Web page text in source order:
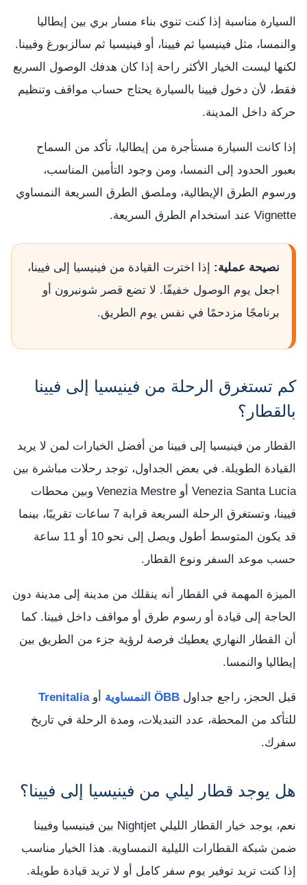
السيارة مناسبة إذا كنت تنوي بناء مسار بري بين إيطاليا
والنمسا، مثل فينيسيا ثم فيينا، أو فينيسيا ثم سالزبورغ وفيينا.
لكنها ليست الخيار الأكثر راحة إذا كان هدفك الوصول السريع
فقط، لأن دخول فيينا بالسيارة يحتاج حساب مواقف وتنظيم
حركة داخل المدينة.
إذا كانت السيارة مستأجرة من إيطاليا، تأكد من السماح
بعبور الحدود إلى النمسا، ومن وجود التأمين المناسب،
ورسوم الطرق الإيطالية، وملصق الطرق السريعة النمساوي
Vignette عند استخدام الطرق السريعة.
نصيحة عملية: إذا اخترت القيادة من فينيسيا إلى فيينا،
اجعل يوم الوصول خفيفًا. لا تضع قصر شونبرون أو
برنامجًا مزدحمًا في نفس يوم الطريق.
كم تستغرق الرحلة من فينيسيا إلى فيينا
بالقطار؟
القطار من فينيسيا إلى فيينا من أفضل الخيارات لمن لا يريد
القيادة الطويلة. في بعض الجداول، توجد رحلات مباشرة بين
Venezia Santa Lucia أو Venezia Mestre وبين محطات
فيينا، وتستغرق الرحلة السريعة قرابة 7 ساعات تقريبًا، بينما
قد يكون المتوسط أطول ويصل إلى نحو 10 أو 11 ساعة
حسب موعد السفر ونوع القطار.
الميزة المهمة في القطار أنه ينقلك من مدينة إلى مدينة دون
الحاجة إلى قيادة أو رسوم طرق أو مواقف داخل فيينا. كما
أن القطار النهاري يعطيك فرصة لرؤية جزء من الطريق بين
إيطاليا والنمسا.
قبل الحجز، راجع جداول ÖBB النمساوية أوTrenitalia
للتأكد من المحطة، عدد التبديلات، ومدة الرحلة في تاريخ
سفرك.
هل يوجد قطار ليلي من فينيسيا إلى فيينا؟
نعم، يوجد خيار القطار الليلي Nightjet بين فينيسيا وفيينا
ضمن شبكة القطارات الليلية النمساوية. هذا الخيار مناسب
إذا كنت تريد توفير يوم سفر كامل أو لا تريد قيادة طويلة.